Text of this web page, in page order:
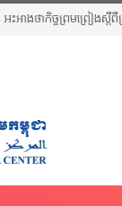
អះអាងថាកិច្ចព្រមព្រៀង